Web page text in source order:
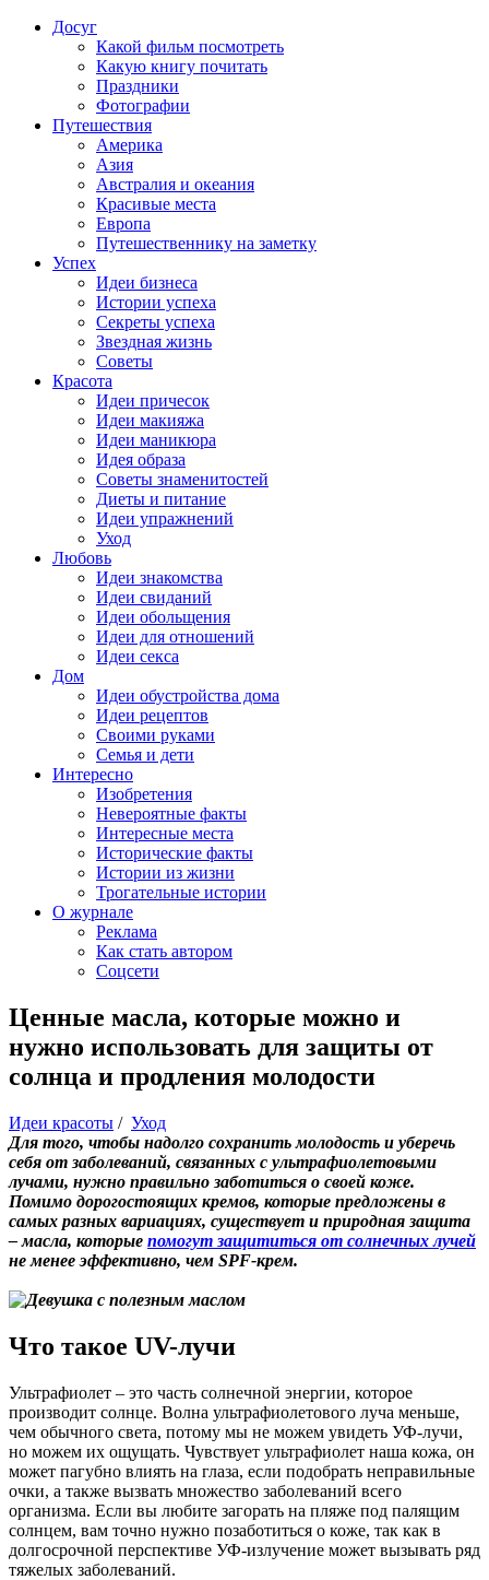
Досуг
Какой фильм посмотреть
Какую книгу почитать
Праздники
Фотографии
Путешествия
Америка
Азия
Австралия и океания
Красивые места
Европа
Путешественнику на заметку
Успех
Идеи бизнеса
Истории успеха
Секреты успеха
Звездная жизнь
Советы
Красота
Идеи причесок
Идеи макияжа
Идеи маникюра
Идея образа
Советы знаменитостей
Диеты и питание
Идеи упражнений
Уход
Любовь
Идеи знакомства
Идеи свиданий
Идеи обольщения
Идеи для отношений
Идеи секса
Дом
Идеи обустройства дома
Идеи рецептов
Своими руками
Семья и дети
Интересно
Изобретения
Невероятные факты
Интересные места
Исторические факты
Истории из жизни
Трогательные истории
О журнале
Реклама
Как стать автором
Соцсети
Ценные масла, которые можно и
нужно использовать для защиты от
солнца и продления молодости
Идеи красоты / Уход
Для того, чтобы надолго сохранить молодость и уберечь
себя от заболеваний, связанных с ультрафиолетовыми
лучами, нужно правильно заботиться о своей коже.
Помимо дорогостоящих кремов, которые предложены в
самых разных вариациях, существует и природная защита
– масла, которые помогут защититься от солнечных лучей
не менее эффективно, чем SPF-крем.
Что такое UV-лучи
Ультрафиолет – это часть солнечной энергии, которое
производит солнце. Волна ультрафиолетового луча меньше,
чем обычного света, потому мы не можем увидеть УФ-лучи,
но можем их ощущать. Чувствует ультрафиолет наша кожа, он
может пагубно влиять на глаза, если подобрать неправильные
очки, а также вызвать множество заболеваний всего
организма. Если вы любите загорать на пляже под палящим
солнцем, вам точно нужно позаботиться о коже, так как в
долгосрочной перспективе УФ-излучение может вызывать ряд
тяжелых заболеваний.